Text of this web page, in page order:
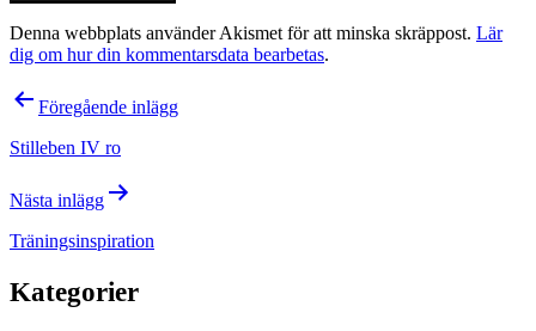
Denna webbplats använder Akismet för att minska skräppost. Lär
dig om hur din kommentarsdata bearbetas.
Inläggsnavigering
Föregående inlägg
Stilleben IV ro
Nästa inlägg
Träningsinspiration
Kategorier